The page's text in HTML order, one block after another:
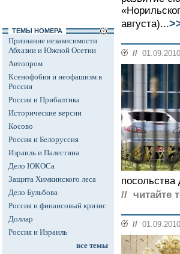
ТЕМЫ НОМЕРА
Признание независимости
Абхазии и Южной Осетии
Автопром
Ксенофобия и неофашизм в
России
Россия и Прибалтика
Исторические версии
Косово
Россия и Белоруссия
Израиль и Палестина
Дело ЮКОСа
Защита Химкинского леса
Дело Бульбова
Россия и финансовый кризис
Доллар
Россия и Израиль
все темы
августа)...
// 01.09.2010
// читайте
// 01.09.2010